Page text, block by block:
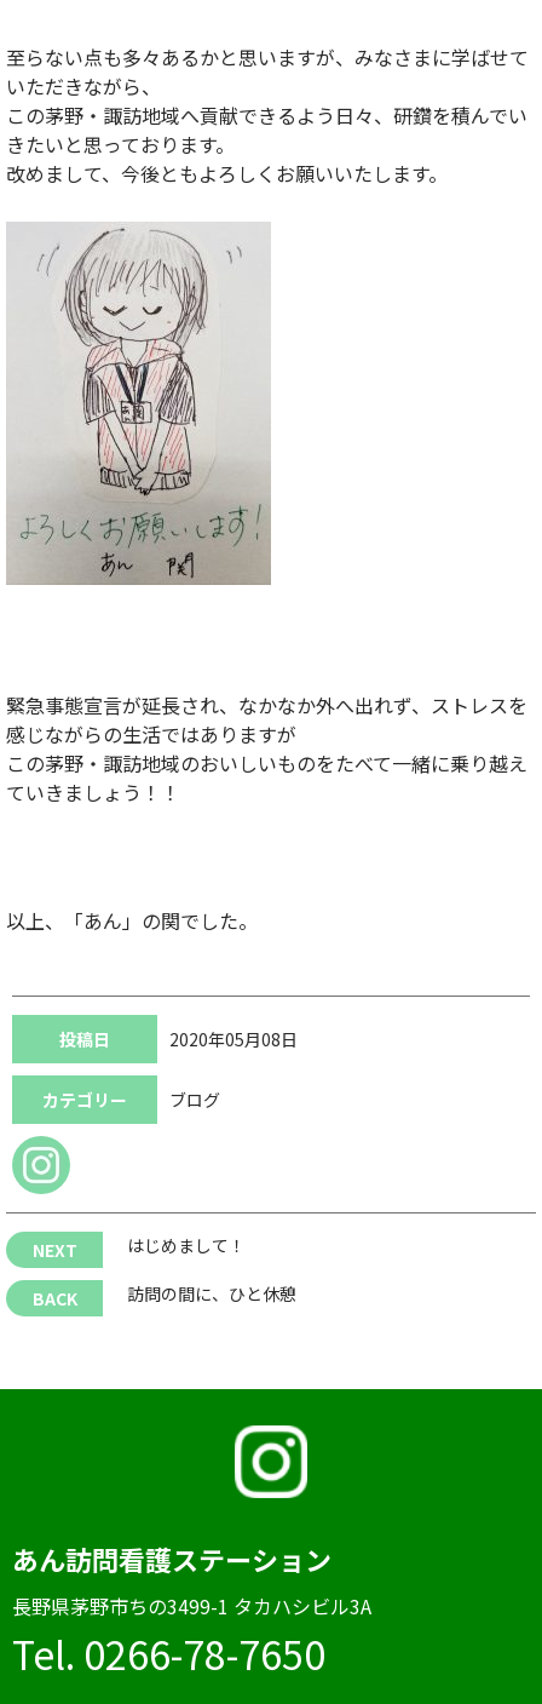
至らない点も多々あるかと思いますが、みなさまに学ばせて
いただきながら、
この茅野・諏訪地域へ貢献できるよう日々、研鑽を積んでい
きたいと思っております。
改めまして、今後ともよろしくお願いいたします。
緊急事態宣言が延長され、なかなか外へ出れず、ストレスを
感じながらの生活ではありますが
この茅野・諏訪地域のおいしいものをたべて一緒に乗り越え
ていきましょう！！
以上、「あん」の関でした。
投稿日 2020年05月08日
カテゴリー ブログ
はじめまして！
訪問の間に、ひと休憩
あん訪問看護ステーション
⻑野県茅野市ちの3499-1 タカハシビル3A
Tel. 0266-78-7650